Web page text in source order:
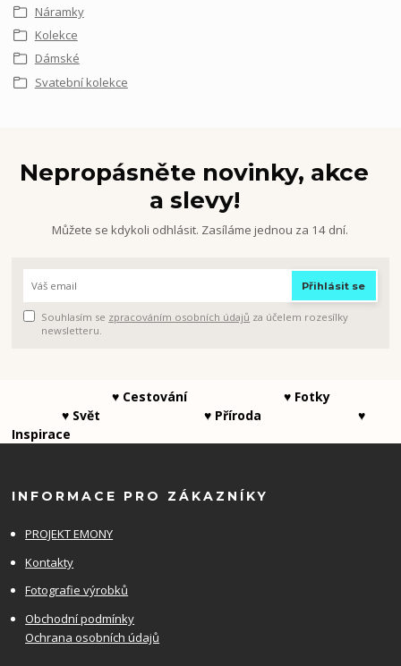
Náramky
Kolekce
Dámské
Svatební kolekce
Nepropásněte novinky, akce
a slevy!
Můžete se kdykoli odhlásit. Zasíláme jednou za 14 dní.
Přihlásit se
Souhlasím se zpracováním osobních údajů za účelem rozesílky
newsletteru.
♥ Cestování ♥ Fotky
♥ Svět ♥ Příroda ♥
Inspirace
INFORMACE PRO ZÁKAZNÍKY
PROJEKT EMONY
Kontakty
Fotografie výrobků
Obchodní podmínky
Ochrana osobních údajů